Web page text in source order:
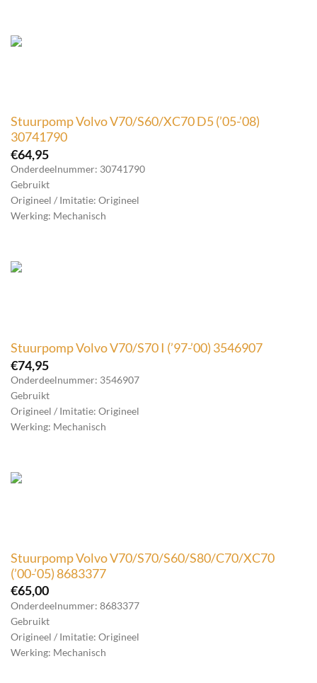
Stuurpomp Volvo V70/S60/XC70 D5 (’05-’08)
30741790
€64,95
Onderdeelnummer: 30741790
Gebruikt
Origineel / Imitatie: Origineel
Werking: Mechanisch
Stuurpomp Volvo V70/S70 I (’97-’00) 3546907
€74,95
Onderdeelnummer: 3546907
Gebruikt
Origineel / Imitatie: Origineel
Werking: Mechanisch
Stuurpomp Volvo V70/S70/S60/S80/C70/XC70
(’00-’05) 8683377
€65,00
Onderdeelnummer: 8683377
Gebruikt
Origineel / Imitatie: Origineel
Werking: Mechanisch